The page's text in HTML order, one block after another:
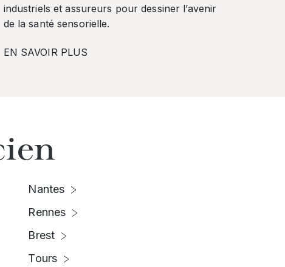
industriels et assureurs pour dessiner l’avenir
de la santé sensorielle.
EN SAVOIR PLUS
Nantes
Rennes
Brest
Tours